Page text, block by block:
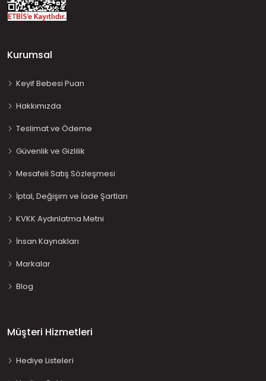
Kurumsal
Keyif Bebesi Puan
Hakkımızda
Teslimat ve Ödeme
Güvenlik ve Gizlilik
Mesafeli Satış Sözleşmesi
İptal, Değişim ve İade Şartları
KVKK Aydınlatma Metni
İnsan Kaynakları
Markalar
Blog
Müşteri Hizmetleri
Hediye Listeleri